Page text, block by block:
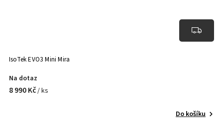
IsoTek EVO3 Mini Mira
Na dotaz
8 990 Kč/ ks
Do košíku